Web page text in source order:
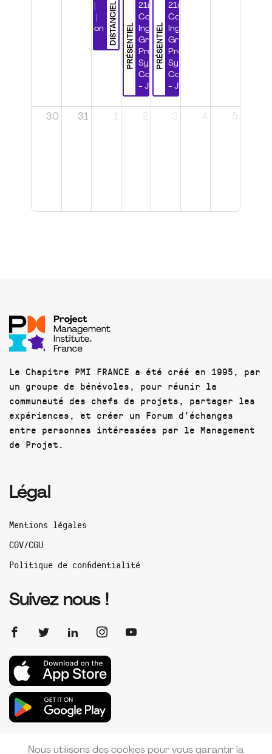
DISTANCIEL
Certification
PRÉSENTIEL
21ième
Congrès
Ingénierie
Grands
Projets et
Systèmes
Complexes
- Jour 1
PRÉSENTIEL
21ième
Congrès
Ingénierie
Grands
Projets et
Systèmes
Complexes
- Jour 2
30 31 1 2 3 4 5
Le Chapitre PMI FRANCE a été créé en 1995, par
un groupe de bénévoles, pour réunir la
communauté des chefs de projets, partager les
expériences, et créer un Forum d'échanges
entre personnes intéressées par le Management
de Projet.
Légal
Mentions légales
CGV/CGU
Politique de confidentialité
Suivez nous !
Nous utilisons des cookies pour vous garantir la